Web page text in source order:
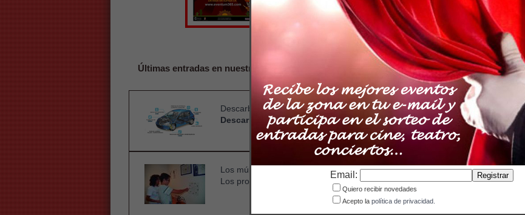
Email:
Quiero recibir novedades
Acepto la política de privacidad.
Últimas entradas en nuestro blog
Descarboniza tu vehículo
Descarboniza tu vehículo sin aditivo químico, respeta el medio ambiente...
Los múltiples beneficios de la terapia visual
Los problemas visuales a menudo son pasados por alto por parte...